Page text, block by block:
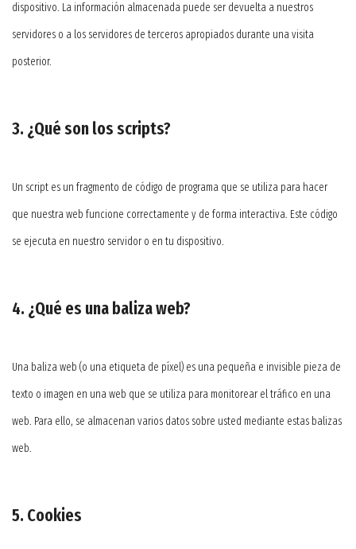
dispositivo. La información almacenada puede ser devuelta a nuestros
servidores o a los servidores de terceros apropiados durante una visita
posterior.
3. ¿Qué son los scripts?
Un script es un fragmento de código de programa que se utiliza para hacer
que nuestra web funcione correctamente y de forma interactiva. Este código
se ejecuta en nuestro servidor o en tu dispositivo.
4. ¿Qué es una baliza web?
Una baliza web (o una etiqueta de píxel) es una pequeña e invisible pieza de
texto o imagen en una web que se utiliza para monitorear el tráfico en una
web. Para ello, se almacenan varios datos sobre usted mediante estas balizas
web.
5. Cookies